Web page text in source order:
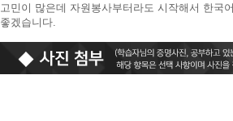
고민이 많은데 자원봉사부터라도 시작해서 한국
좋겠습니다.